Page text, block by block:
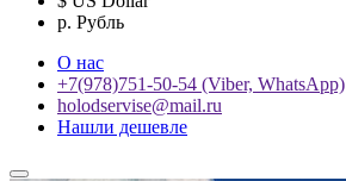
р. Рубль
О нас
+7(978)751-50-54 (Viber, WhatsApp)
holodservise@mail.ru
Нашли дешевле